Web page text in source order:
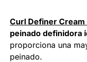
Curl Definer
peinado definidora
proporciona una
peinado.